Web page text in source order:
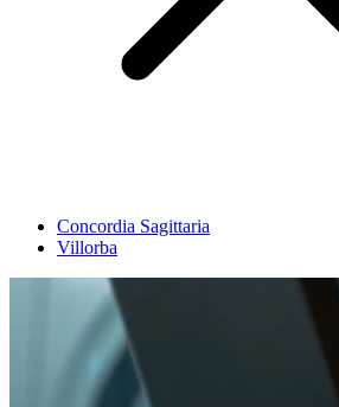
Concordia Sagittaria
Villorba